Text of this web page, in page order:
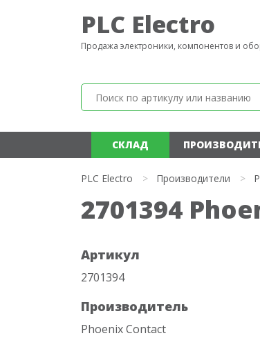
PLC Electro
Продажа электроники, компонентов и
СКЛАД
PLC Electro > Производители >
2701394
Артикул
2701394
Производитель
Phoenix Contact